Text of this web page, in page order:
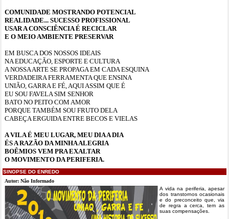
COMUNIDADE MOSTRANDO POTENCIAL
REALIDADE... SUCESSO PROFISSIONAL
USAR A CONSCIÊNCIA É RECICLAR
E O MEIO AMBIENTE PRESERVAR
EM BUSCA DOS NOSSOS IDEAIS
NA EDUCAÇÃO, ESPORTE E CULTURA
A NOSSA ARTE SE PROPAGA EM CADA ESQUINA
VERDADEIRA FERRAMENTA QUE ENSINA
UNIÃO, GARRA E FÉ, AQUI ASSIM QUE É
EU SOU FAVELA SIM SENHOR
BATO NO PEITO COM AMOR
PORQUE TAMBÉM SOU FRUTO DELA
CABEÇA ERGUIDA ENTRE BECOS E VIELAS
A VILA É MEU LUGAR, MEU DIA A DIA
ÉS A RAZÃO DA MINHA ALEGRIA
BOÊMIOS VEM PRA EXALTAR
O MOVIMENTO DA PERIFERIA.
SINOPSE DO ENREDO
Autor: Não Informado
A vida na periferia, apesar
dos transtornos ocasionais
e do preconceito que, via
de regra a cerca, tem as
suas compensações.